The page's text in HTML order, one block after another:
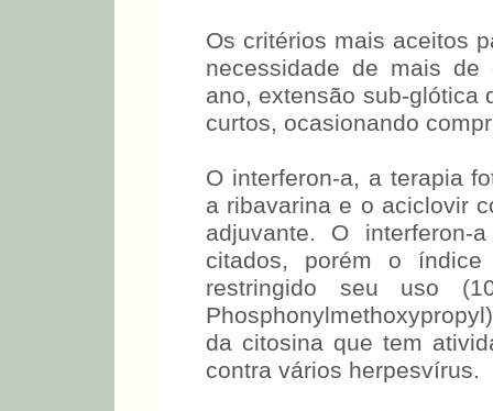
Os critérios mais aceitos
necessidade de mais de
ano, extensão sub-glótica
curtos, ocasionando
O interferon-a, a terapia
a ribavarina e o aciclovir
adjuvante. O
citados, porém o
restringido seu uso
da citosina que tem
contra vários herpesvírus.